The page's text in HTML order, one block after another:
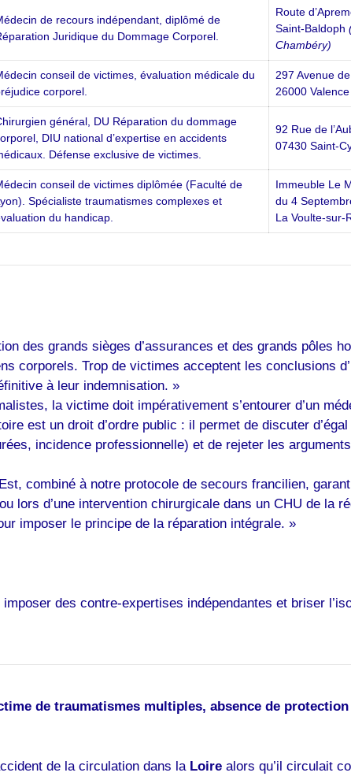
de recours indépendant, diplômé de
Juridique du Dommage Corporel.
Route
Saint-Baldoph
Chambéry)
conseil de victimes, évaluation médicale du
corporel.
297 Avenue
26000 Valence
général, DU Réparation du dommage
DIU national d’expertise en accidents
Défense exclusive de victimes.
92 Rue de
07430 Saint-
conseil de victimes diplômée (Faculté de
Spécialiste traumatismes complexes et
du handicap.
Immeuble Le
du 4
La Voulte-sur-
des grands sièges d’assurances et des grands pôles
corporels. Trop de victimes acceptent les conclusions
à leur indemnisation. »
la victime doit impérativement s’entourer d’un
est un droit d’ordre public : il permet de discuter
incidence professionnelle) et de rejeter les
combiné à notre protocole de secours francilien,
lors d’une intervention chirurgicale dans un CHU de la
imposer le principe de la réparation intégrale. »
des contre-expertises indépendantes et briser
de traumatismes multiples, absence de
de la circulation dans la Loirealors qu’il circulait